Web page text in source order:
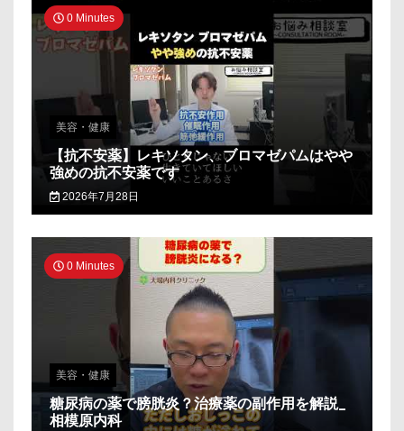
0 Minutes
美容・健康
【抗不安薬】レキソタン、ブロマゼパムはやや
強めの抗不安薬です
2026年7月28日
0 Minutes
美容・健康
糖尿病の薬で膀胱炎？治療薬の副作用を解説_
相模原内科